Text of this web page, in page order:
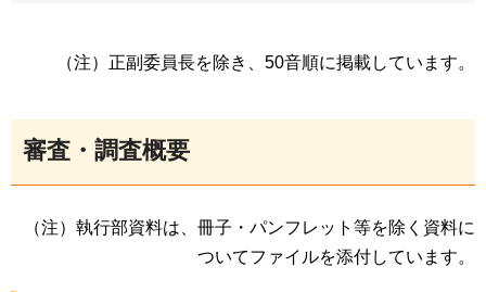
（注）正副委員長を除き、50音順に掲載しています。
審査・調査概要
（注）執行部資料は、冊子・パンフレット等を除く資料に
ついてファイルを添付しています。